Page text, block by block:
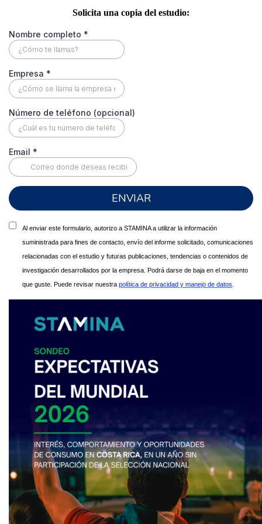
Solicita una copia del estudio:
Nombre completo *
Empresa *
Número de teléfono (opcional)
Email *
ENVIAR
Al enviar este formulario, autorizo a STAMINA a utilizar la información
suministrada para fines de contacto, envío del informe solicitado, comunicaciones
relacionadas con el estudio y futuras publicaciones, tendencias o contenidos de
investigación desarrollados por la empresa. Podrá darse de baja en el momento
que guste. Puede revisar nuestra política de privacidad y manejo de datos